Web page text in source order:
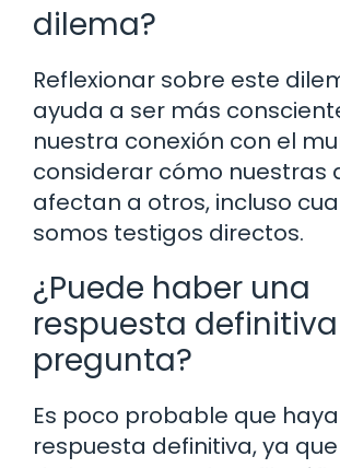
dilema?
Reflexionar sobre este
ayuda a ser más
nuestra conexión con el
considerar cómo nuestras
afectan a otros, incluso
somos testigos directos.
¿Puede haber una
respuesta
pregunta?
Es poco probable que
respuesta definitiva, ya